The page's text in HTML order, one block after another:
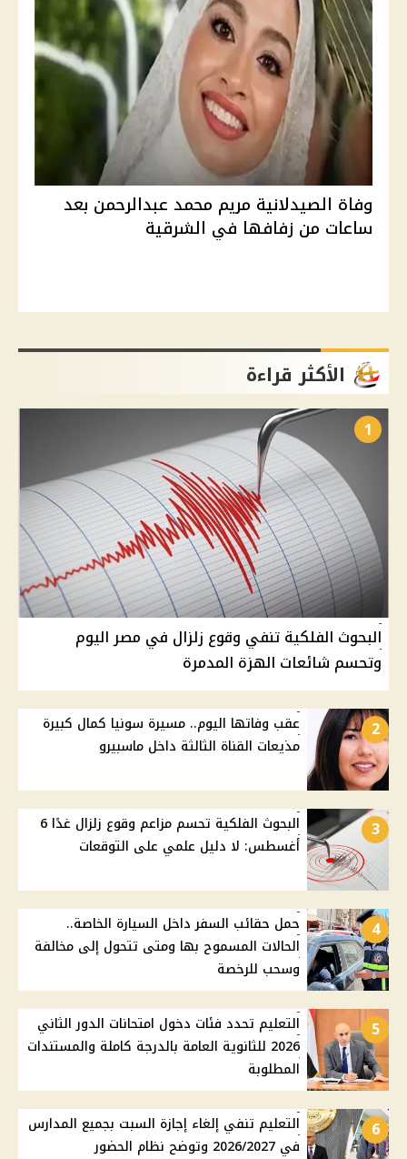
وفاة الصيدلانية مريم محمد عبدالرحمن بعد
ساعات من زفافها في الشرقية
الأكثر قراءة
1
البحوث الفلكية تنفي وقوع زلزال في مصر اليوم
وتحسم شائعات الهزة المدمرة
2
عقب وفاتها اليوم.. مسيرة سونيا كمال كبيرة
مذيعات القناة الثالثة داخل ماسبيرو
3
البحوث الفلكية تحسم مزاعم وقوع زلزال غدًا 6
أغسطس: لا دليل علمي على التوقعات
4
حمل حقائب السفر داخل السيارة الخاصة..
الحالات المسموح بها ومتى تتحول إلى مخالفة
وسحب للرخصة
5
التعليم تحدد فئات دخول امتحانات الدور الثاني
2026 للثانوية العامة بالدرجة كاملة والمستندات
المطلوبة
6
التعليم تنفي إلغاء إجازة السبت بجميع المدارس
في 2026/2027 وتوضح نظام الحضور